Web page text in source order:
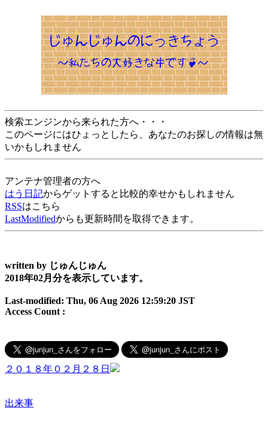
検索エンジンから来られた方へ・・・
このページにはひょっとしたら、あなたのお探しの情報は無
いかもしれません
アンテナ管理者の方へ
はう日記からゲットすると比較的幸せかもしれません
RSSはこちら
LastModifiedからも更新時間を取得できます。
written by じゅんじゅん
2018年02月分を表示しています。
Last-modified: Thu, 06 Aug 2026 12:59:20 JST
Access Count :
２０１８年０２月２８日
出来事